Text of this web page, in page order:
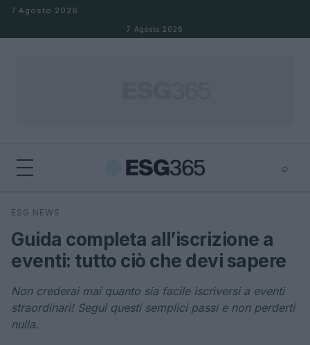
Salta al contenuto
7 Agosto 2026
7 Agosto 2026
⌕
Cerca
ESG NEWS
Guida completa all’iscrizione a
eventi: tutto ciò che devi sapere
Non crederai mai quanto sia facile iscriversi a eventi
straordinari! Segui questi semplici passi e non perderti
nulla.